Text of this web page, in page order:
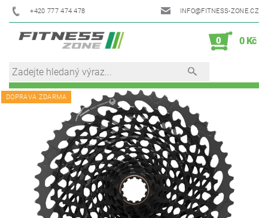
+420 777 474 478 INFO@FITNESS-ZONE.CZ
0 0 Kč
DOPRAVA ZDARMA